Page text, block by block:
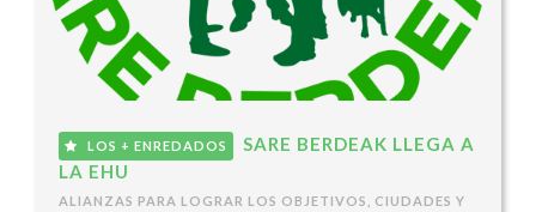
LOS + ENREDADOS
SARE BERDEAK LLEGA A
LA EHU
ALIANZAS PARA LOGRAR LOS OBJETIVOS
CIUDADES Y